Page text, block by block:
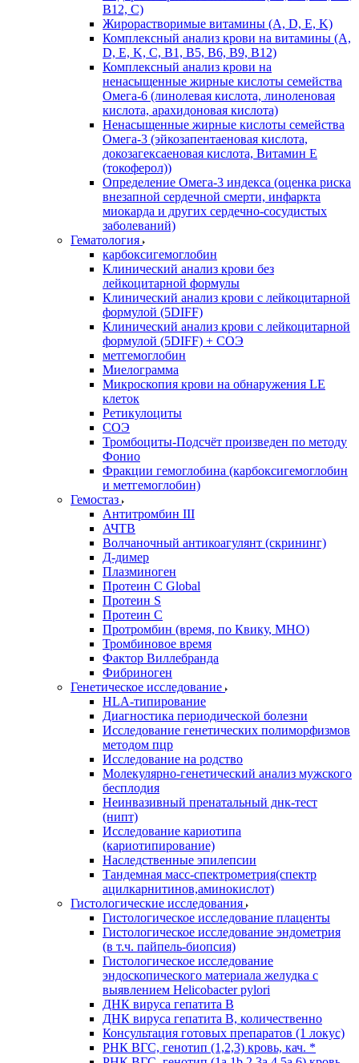
В12, С)
Жирорастворимые витамины (A, D, E, K)
Комплексный анализ крови на витамины (A,
D, E, K, C, B1, B5, B6, В9, B12)
Комплексный анализ крови на
ненасыщенные жирные кислоты семейства
Омега-6 (линолевая кислота, линоленовая
кислота, арахидоновая кислота)
Ненасыщенные жирные кислоты семейства
Омега-3 (эйкозапентаеновая кислота,
докозагексаеновая кислота, Витамин E
(токоферол))
Определение Омега-3 индекса (оценка риска
внезапной сердечной смерти, инфаркта
миокарда и других сердечно-сосудистых
заболеваний)
Гематология
карбоксигемоглобин
Клинический анализ крови без
лейкоцитарной формулы
Клинический анализ крови с лейкоцитарной
формулой (5DIFF)
Клинический анализ крови с лейкоцитарной
формулой (5DIFF) + СОЭ
метгемоглобин
Миелограмма
Микроскопия крови на обнаружения LE
клеток
Ретикулоциты
СОЭ
Тромбоциты-Подсчёт произведен по методу
Фонио
Фракции гемоглобина (карбоксигемоглобин
и метгемоглобин)
Гемостаз
Антитромбин III
АЧТВ
Волчаночный антикоагулянт (скрининг)
Д-димер
Плазминоген
Протеин C Global
Протеин S
Протеин С
Протромбин (время, по Квику, МНО)
Тромбиновое время
Фактор Виллебранда
Фибриноген
Генетическое исследование
HLA-типирование
Диагностика периодической болезни
Исследование генетических полиморфизмов
методом пцр
Исследование на родство
Молекулярно-генетический анализ мужского
бесплодия
Неинвазивный пренатальный днк-тест
(нипт)
Исследование кариотипа
(кариотипирование)
Наследственные эпилепсии
Тандемная масс-спектрометрия(спектр
ацилкарнитинов,аминокислот)
Гистологические исследования
Гистологическое исследование плаценты
Гистологическое исследование эндометрия
(в т.ч. пайпель-биопсия)
Гистологическое исследование
эндоскопического материала желудка с
выявлением Helicobacter pylori
ДНК вируса гепатита B
ДНК вируса гепатита B, количественно
Консультация готовых препаратов (1 локус)
РНК ВГC, генотип (1,2,3) кровь, кач. *